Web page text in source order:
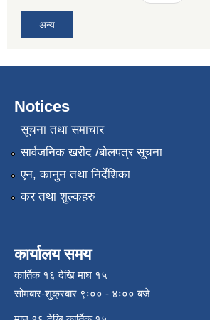
अन्य
Notices
सूचना तथा समाचार
सार्वजनिक खरीद /बोलपत्र सूचना
एन, कानुन तथा निर्देशिका
कर तथा शुल्कहरु
कार्यालय समय
कार्तिक १६ देखि माघ १५
सोमबार-शुक्रबार ९ः०० - ४ः०० बजे